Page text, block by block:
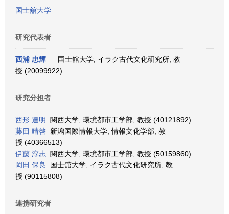
国士舘大学
研究代表者
西浦 忠輝
国士舘大学, イラク古代文化研究所, 教
授 (20099922)
研究分担者
西形 達明
関西大学, 環境都市工学部, 教授 (40121892)
藤田 晴啓 新潟国際情報大学, 情報文化学部, 教
授 (40366513)
伊藤 淳志 関西大学, 環境都市工学部, 教授 (50159860)
岡田 保良
国士舘大学, イラク古代文化研究所, 教
授 (90115808)
連携研究者